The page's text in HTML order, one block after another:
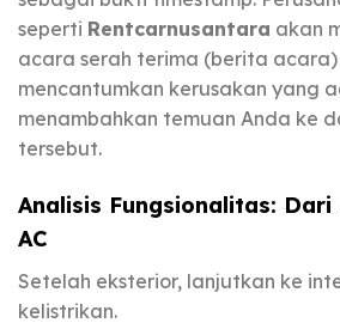
seperti Rentcarnusantara akan
acara serah terima (berita
mencantumkan kerusakan yang
menambahkan temuan Anda ke
tersebut.
Analisis Fungsionalitas: Dari
AC
Setelah eksterior, lanjutkan ke
kelistrikan.